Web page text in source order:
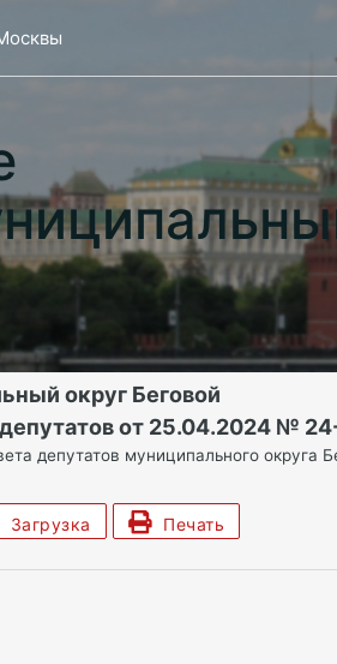
округ Беговой
от 25.04.2024 №
депутатов муниципального округа
Загрузка Печать